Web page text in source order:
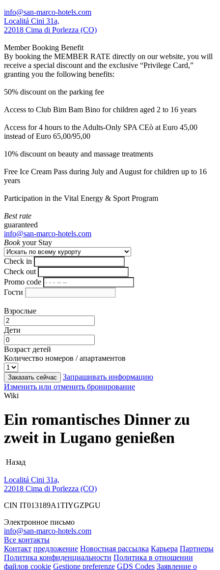
info@san-marco-hotels.com
Localitá Cini 31a,
22018 Cima di Porlezza (CO)
Member Booking Benefit
By booking the MEMBER RATE directly on our website, you will
receive a special discount and the exclusive “Privilege Card,”
granting you the following benefits:
50% discount on the parking fee
Access to Club Bim Bam Bino for children aged 2 to 16 years
Access for 4 hours to the Adults-Only SPA CEò at Euro 45,00
instead of Euro 65,00/95,00
10% discount on beauty and massage treatments
Free Ice Cream Pass during July and August for children up to 16
years
Participation in the Vital Energy & Sport Program
Best rate
guaranteed
info@san-marco-hotels.com
Bookyour Stay
Check in
Check out
Promo code
Гости
Взрослые
Дети
Возраст детей
Количество номеров / апартаментов
Заказать сейчас
Запрашивать информацию
Изменить или отменить бронирование
Wiki
Ein romantisches Dinner zu
zweit in Lugano genießen
Назад
Localitá Cini 31a,
22018 Cima di Porlezza (CO)
CIN IT013189A1TIYGZPGU
Электронное письмо
info@san-marco-hotels.com
Все контакты
Контакт предложение Новостная рассылка Карьера Партнеры
Политика конфиденциальности Политика в отношении
файлов cookie Gestione preferenze GDS Codes Заявление о